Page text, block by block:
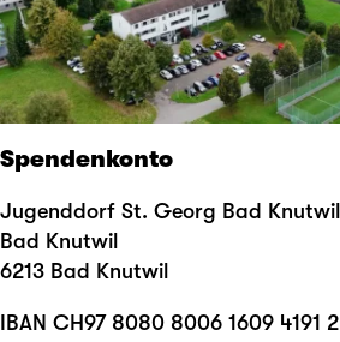
Spendenkonto
Jugenddorf St. Georg Bad Knutwil
Bad Knutwil
6213 Bad Knutwil
IBAN CH97 8080 8006 1609 4191 2